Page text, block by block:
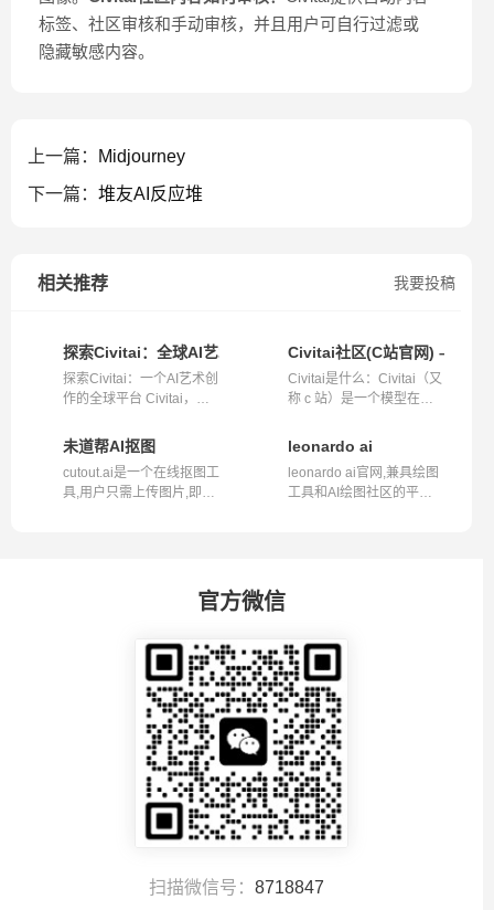
标签、社区审核和手动审核，并且用户可自行过滤或
隐藏敏感内容。
上一篇：
Midjourney
下一篇： 堆友AI反应堆
我要投稿
相关推荐
探索Civitai：全球AI艺术创作的社区平台
探索Civitai：一个AI艺术创
作的全球平台 Civitai，一
Civitai社区(C站官网) – 全球
Civitai是什么：Civitai（又
称 c 站）是一个模型在线
未道帮AI抠图
cutout.ai是一个在线抠图工
具,用户只需上传图片,即可
leonardo ai
leonardo ai官网,兼具绘图
工具和AI绘图社区的平台,
官方微信
扫描微信号： 8718847